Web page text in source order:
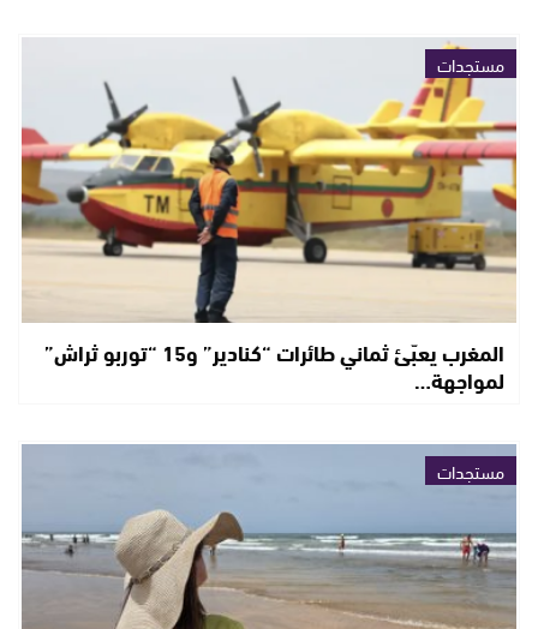
مستجدات
المغرب يعبّئ ثماني طائرات “كنادير” و15 “توربو ثراش”
لمواجهة…
مستجدات